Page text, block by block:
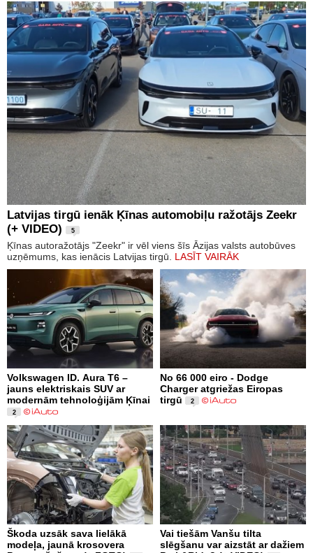
Latvijas tirgū ienāk Ķīnas automobiļu ražotājs Zeekr
(+ VIDEO)
5
Ķīnas autoražotājs "Zeekr" ir vēl viens šīs Āzijas valsts autobūves
uzņēmums, kas ienācis Latvijas tirgū. LASĪT VAIRĀK
Volkswagen ID. Aura T6 –
jauns elektriskais SUV ar
modernām tehnoloģijām Ķīnai
2
No 66 000 eiro - Dodge
Charger atgriežas Eiropas
tirgū
2
Škoda uzsāk sava lielākā
modeļa, jaunā krosovera
Vai tiešām Vanšu tilta
slēgšanu var aizstāt ar dažiem